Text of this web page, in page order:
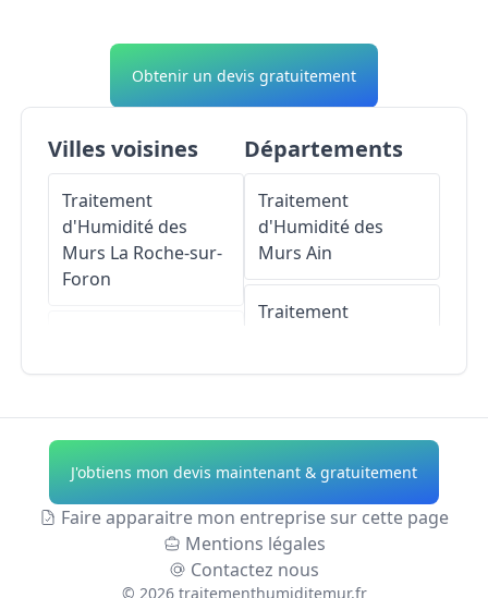
Obtenir un devis gratuitement
Villes voisines
Traitement
d'Humidité des
Murs La Roche-sur-
Foron
Traitement
d'Humidité des
MursSaint-Sixt
d'Humidité des
Départements
Traitement
d'Humidité des
Murs Ain
Traitement
Traitement
d'Humidité des
Murs Allier
Traitement
d'Humidité des
MursAlpes-de-
J'obtiens mon devis maintenant & gratuitement
Faire apparaitre mon entreprise sur cette page
Mentions légales
Contactez nous
© 2026 traitementhumiditemur.fr